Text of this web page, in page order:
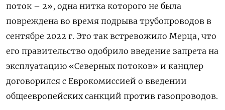
поток – 2», одна нитка которого не была
повреждена во время подрыва трубопроводов в
сентябре 2022 г. Это так встревожило Мерца, что
его правительство одобрило введение запрета на
эксплуатацию «Северных потоков» и канцлер
договорился с Еврокомиссией о введении
общеевропейских санкций против газопроводов.